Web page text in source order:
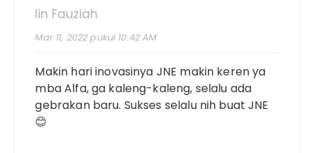
Iin Fauziah
Mar 11, 2022 pukul 10:42 AM
Makin hari inovasinya JNE makin keren ya
mba Alfa, ga kaleng-kaleng, selalu ada
gebrakan baru. Sukses selalu nih buat JNE
😊